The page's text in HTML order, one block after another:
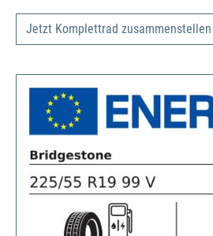
Jetzt Komplettrad zusammenstellen